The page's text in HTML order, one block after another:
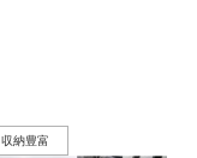
収納豊富